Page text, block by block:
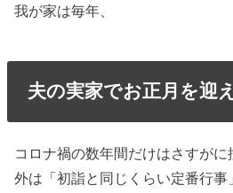
我が家は毎年、
夫の実家でお正月を迎
コロナ禍の数年間だけはさすが
外は「初詣と同じくらい定番行